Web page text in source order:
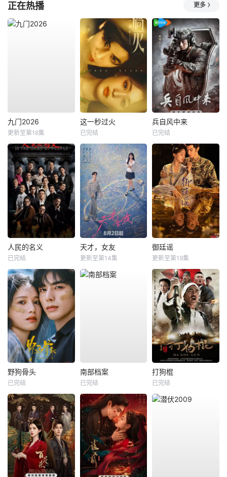
正在热播 更多
九门2026
更新至第16集
这一秒过火
已完结
兵自风中来
已完结
人民的名义
已完结
天才，女友
更新至第14集
御廷谣
更新至第19集
野狗骨头
已完结
南部档案
已完结
打狗棍
已完结